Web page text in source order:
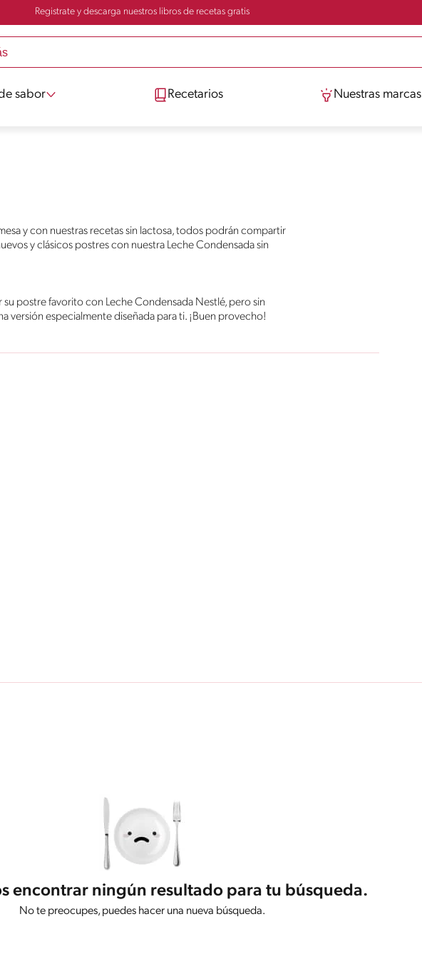
Registrate y descarga nuestros libros de recetas gratis
sabor Recetarios Nuestras marcas
y con nuestras recetas sin lactosa, todos podrán compartir
y clásicos postres con nuestra Leche Condensada sin
su postre favorito con Leche Condensada Nestlé, pero sin
versión especialmente diseñada para ti. ¡Buen provecho!
encontrar ningún resultado para tu búsqueda.
No te preocupes, puedes hacer una nueva búsqueda.